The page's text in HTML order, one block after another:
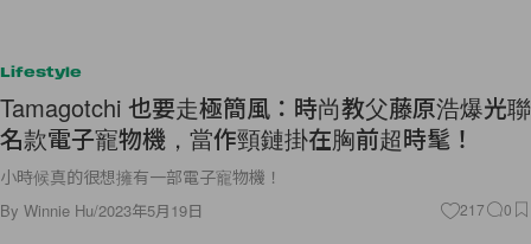
Lifestyle
Tamagotchi 也要走極簡風：時尚教父藤原浩爆光聯
名款電子寵物機，當作頸鏈掛在胸前超時髦！
小時候真的很想擁有一部電子寵物機！
By Winnie Hu/2023年5月19日 217 0